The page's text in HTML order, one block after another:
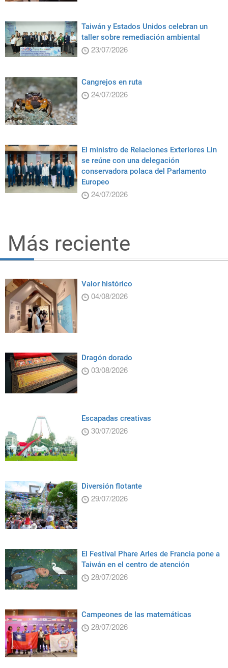
Taiwán y Estados Unidos celebran un
taller sobre remediación ambiental
23/07/2026
Cangrejos en ruta
24/07/2026
El ministro de Relaciones Exteriores Lin
se reúne con una delegación
conservadora polaca del Parlamento
Europeo
24/07/2026
Más reciente
Valor histórico
04/08/2026
Dragón dorado
03/08/2026
Escapadas creativas
30/07/2026
Diversión flotante
29/07/2026
El Festival Phare Arles de Francia pone a
Taiwán en el centro de atención
28/07/2026
Campeones de las matemáticas
28/07/2026